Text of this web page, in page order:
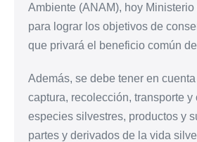
Ambiente (ANAM), hoy Ministerio
para lograr los objetivos de
que privará el beneficio común
Además, se debe tener en
captura, recolección, transporte y
especies silvestres, productos y
partes y derivados de la vida